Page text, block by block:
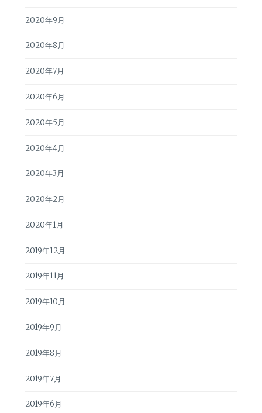
2020年9月
2020年8月
2020年7月
2020年6月
2020年5月
2020年4月
2020年3月
2020年2月
2020年1月
2019年12月
2019年11月
2019年10月
2019年9月
2019年8月
2019年7月
2019年6月